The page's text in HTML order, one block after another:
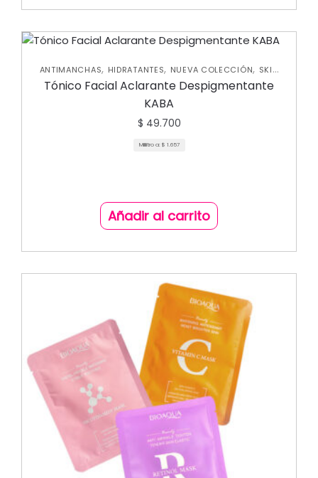
ANTIMANCHAS, HIDRATANTES, NUEVA COLECCIÓN, SKIN
CARE FACIAL
Tónico Facial Aclarante Despigmentante
KABA
$ 49.700
Mililitro a: $ 1.657
Añadir al carrito